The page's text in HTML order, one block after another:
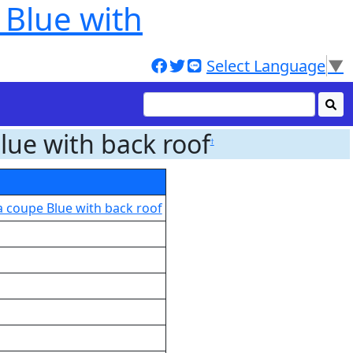
with
Select Language▼
with back roof†
coupe Blue with back roof